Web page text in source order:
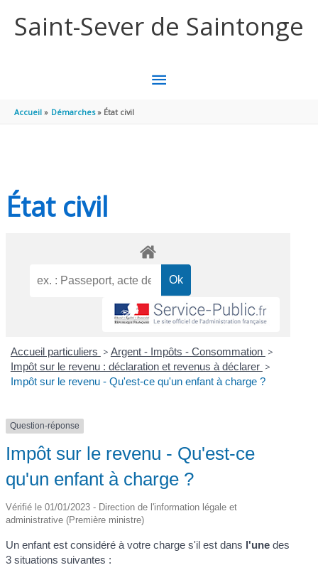
Saint-Sever de Saintonge
MENU
Accueil Démarches État civil
État civil
Accueil particuliers > Argent - Impôts - Consommation >
Impôt sur le revenu : déclaration et revenus à déclarer >
Impôt sur le revenu - Qu'est-ce qu'un enfant à charge ?
Question-réponse
Impôt sur le revenu - Qu'est-ce
qu'un enfant à charge ?
Vérifié le 01/01/2023 - Direction de l'information légale et
administrative (Première ministre)
Un enfant est considéré à votre charge s'il est dans l'une des
3 situations suivantes :